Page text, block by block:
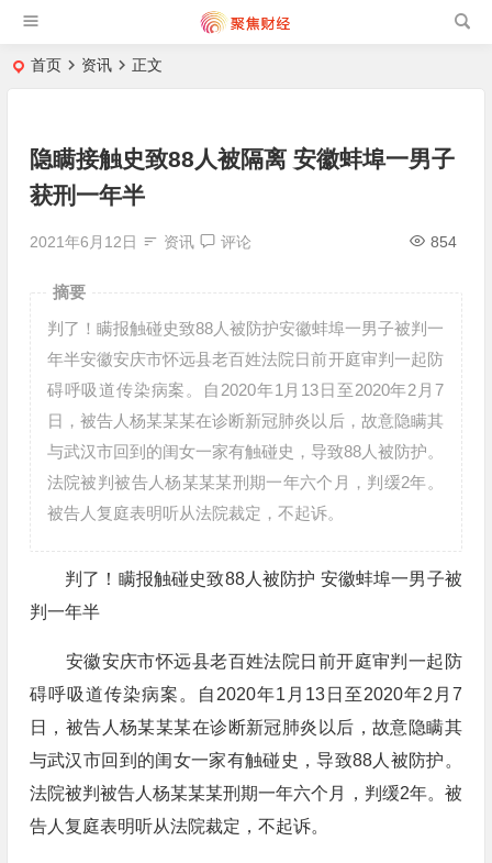
首页 资讯 正文
隐瞒接触史致88人被隔离 安徽蚌埠一男子
获刑一年半
2021年6月12日 资讯 评论 854
摘要
判了！瞒报触碰史致88人被防护安徽蚌埠一男子被判一
年半安徽安庆市怀远县老百姓法院日前开庭审判一起防
碍呼吸道传染病案。自2020年1月13日至2020年2月7
日，被告人杨某某某在诊断新冠肺炎以后，故意隐瞒其
与武汉市回到的闺女一家有触碰史，导致88人被防护。
法院被判被告人杨某某某刑期一年六个月，判缓2年。
被告人复庭表明听从法院裁定，不起诉。
判了！瞒报触碰史致88人被防护 安徽蚌埠一男子被
判一年半
安徽安庆市怀远县老百姓法院日前开庭审判一起防
碍呼吸道传染病案。自2020年1月13日至2020年2月7
日，被告人杨某某某在诊断新冠肺炎以后，故意隐瞒其
与武汉市回到的闺女一家有触碰史，导致88人被防护。
法院被判被告人杨某某某刑期一年六个月，判缓2年。被
告人复庭表明听从法院裁定，不起诉。